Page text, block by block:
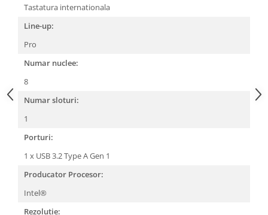
Tastatura internationala
Line-up:
Pro
Numar nuclee:
8
Numar sloturi:
1
Porturi:
1 x USB 3.2 Type A Gen 1
Producator Procesor:
Intel®
Rezolutie: